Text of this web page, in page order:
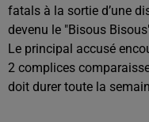
fatals à la sortie d’une
devenu le "Bisous
Le principal accusé
2 complices
doit durer toute la